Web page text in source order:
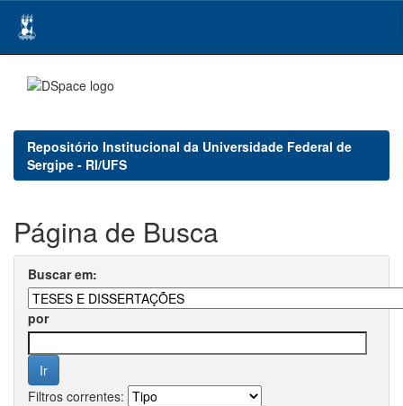
navigation
Repositório Institucional da Universidade Federal de
Sergipe - RI/UFS
Página de Busca
Buscar em:
por
Filtros correntes: